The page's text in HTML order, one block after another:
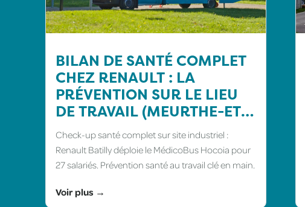
BILAN DE SANTÉ COMPLET
CHEZ RENAULT : LA
PRÉVENTION SUR LE LIEU
DE TRAVAIL (MEURTHE-ET-
MOSELLE)
Check-up santé complet sur site industriel :
Renault Batilly déploie le MédicoBus Hocoia pour
27 salariés. Prévention santé au travail clé en main.
Voir plus →